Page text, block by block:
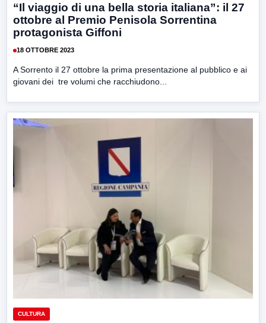
“Il viaggio di una bella storia italiana”: il 27
ottobre al Premio Penisola Sorrentina
protagonista Giffoni
18 OTTOBRE 2023
A Sorrento il 27 ottobre la prima presentazione al pubblico e ai
giovani dei tre volumi che racchiudono...
CULTURA